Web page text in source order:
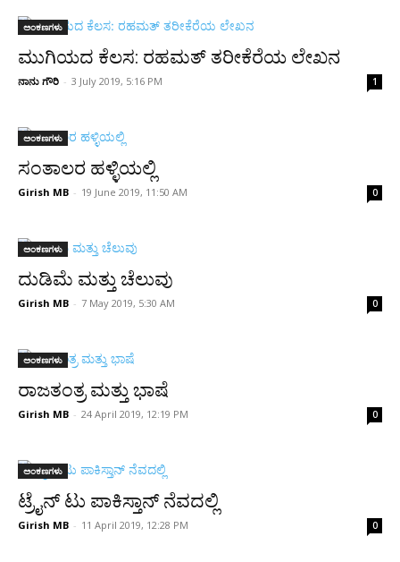
ಅಂಕಣಗಳು
ಮುಗಿಯದ ಕೆಲಸ: ರಹಮತ್ ತರೀಕೆರೆಯ ಲೇಖನ
ನಾನು ಗೌರಿ - 3 July 2019, 5:16 PM 1
ಅಂಕಣಗಳು
ಸಂತಾಲರ ಹಳ್ಳಿಯಲ್ಲಿ
Girish MB - 19 June 2019, 11:50 AM 0
ಅಂಕಣಗಳು
ದುಡಿಮೆ ಮತ್ತು ಚೆಲುವು
Girish MB - 7 May 2019, 5:30 AM 0
ಅಂಕಣಗಳು
ರಾಜತಂತ್ರ ಮತ್ತು ಭಾಷೆ
Girish MB - 24 April 2019, 12:19 PM 0
ಅಂಕಣಗಳು
ಟ್ರೈನ್ ಟು ಪಾಕಿಸ್ತಾನ್ ನೆವದಲ್ಲಿ
Girish MB - 11 April 2019, 12:28 PM 0